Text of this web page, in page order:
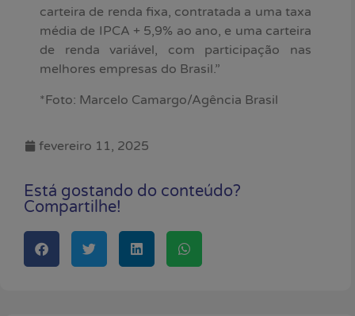
carteira de renda fixa, contratada a uma taxa
média de IPCA + 5,9% ao ano, e uma carteira
de renda variável, com participação nas
melhores empresas do Brasil.”
*Foto: Marcelo Camargo/Agência Brasil
fevereiro 11, 2025
Está gostando do conteúdo?
Compartilhe!